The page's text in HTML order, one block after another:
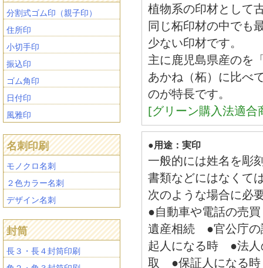
植物系の印材として
同じ柘印材の中でも
少ない印材です。
主に鹿児島県産のを
あかね（柘）に比べ
のが特長です。
[グリーン購入法適合
●用途：実印
一般的には姓名を彫
書類などにはなくて
次のような場合に必
●自動車や電話の
遺産相続 ●官公庁
起人になる時 ●法
取 ●保証人になる
分割式ゴム印（親子印）
住所印
小切手印
振込印
ゴム角印
日付印
風雅印
名刺印刷
モノクロ名刺
２色カラー名刺
デザイン名刺
封筒
長３・長４封筒印刷